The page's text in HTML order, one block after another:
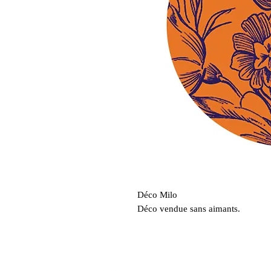
Déco Milo
Déco vendue sans aimants.